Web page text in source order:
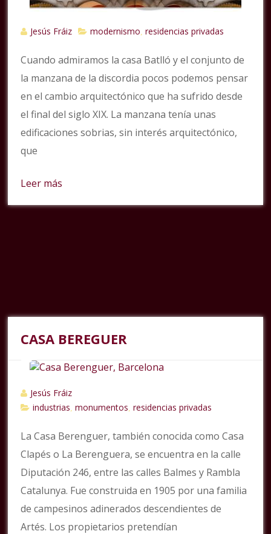
Jesús Fráiz modernismo ,residencias privadas
Cuando admiramos la casa Batlló y el conjunto de
la manzana de la discordia pocos podemos pensar
en el cambio arquitectónico que ha sufrido desde
el final del siglo XIX. La manzana tenía unas
edificaciones sobrias, sin interés arquitectónico,
que
Leer más
CASA BEREGUER
Jesús Fráiz
industrias
,monumentos ,residencias privadas
La Casa Berenguer, también conocida como Casa
Clapés o La Berenguera, se encuentra en la calle
Diputación 246, entre las calles Balmes y Rambla
Catalunya. Fue construida en 1905 por una familia
de campesinos adinerados descendientes de
Artés. Los propietarios pretendían